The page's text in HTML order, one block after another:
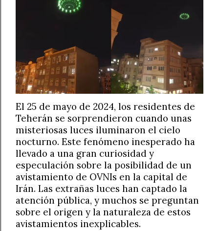
El 25 de mayo de 2024, los residentes de
Teherán se sorprendieron cuando unas
misteriosas luces iluminaron el cielo
nocturno. Este fenómeno inesperado ha
llevado a una gran curiosidad y
especulación sobre la posibilidad de un
avistamiento de OVNIs en la capital de
Irán. Las extrañas luces han captado la
atención pública, y muchos se preguntan
sobre el origen y la naturaleza de estos
avistamientos inexplicables.